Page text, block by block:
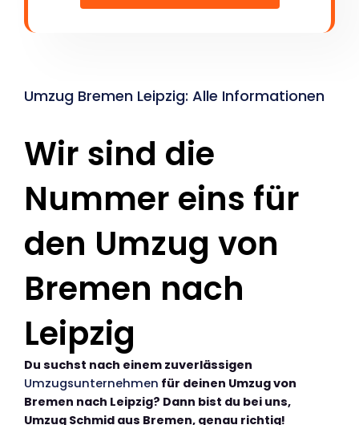
Umzug Bremen Leipzig: Alle Informationen
Wir sind die
Nummer eins für
den Umzug von
Bremen nach
Leipzig
Du suchst nach einem zuverlässigen
Umzugsunternehmen für deinen Umzug von
Bremen nach Leipzig? Dann bist du bei uns,
Umzug Schmid aus Bremen, genau richtig!